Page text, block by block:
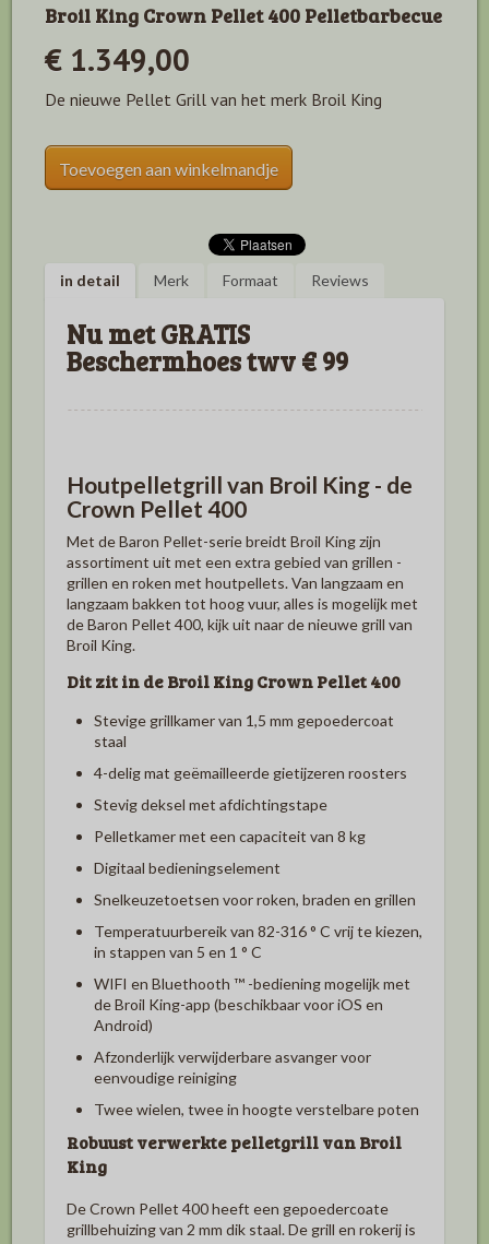
Broil King Crown Pellet 400 Pelletbarbecue
€ 1.349,00
De nieuwe Pellet Grill van het merk Broil King
Toevoegen aan winkelmandje
in detail Merk Formaat Reviews
Nu met GRATIS
Beschermhoes twv € 99
Houtpelletgrill van Broil King - de
Crown Pellet 400
Met de Baron Pellet-serie breidt Broil King zijn
assortiment uit met een extra gebied van grillen -
grillen en roken met houtpellets.Van langzaam en
langzaam bakken tot hoog vuur, alles is mogelijk met
de Baron Pellet 400, kijk uit naar de nieuwe grill van
Broil King.
Dit zit in de Broil King Crown Pellet 400
Stevige grillkamer van 1,5 mm gepoedercoat
staal
4-deligmat geëmailleerde gietijzeren roosters
Stevig deksel met afdichtingstape
Pelletkamer met een capaciteit van 8 kg
Digitaal bedieningselement
Snelkeuzetoetsen voor roken, braden en grillen
Temperatuurbereik van 82-316 ° C vrij te kiezen,
in stappen van 5 en 1 ° C
WIFI en Bluethooth ™ -bediening mogelijk met
de Broil King-app (beschikbaar voor iOS en
Android)
Afzonderlijk verwijderbare asvanger voor
eenvoudige reiniging
Twee wielen, twee in hoogte verstelbare poten
Robuust verwerkte pelletgrill van Broil
King
De Crown Pellet 400 heeft een gepoedercoate
grillbehuizing van 2 mm dik staal.De grill en rokerij is